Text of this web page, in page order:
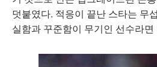
덧붙였다. 적응이 끝난 스타는 무
실함과 꾸준함이 무기인 선수라면